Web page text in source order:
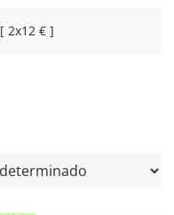
[ 2x12 € ]